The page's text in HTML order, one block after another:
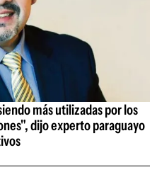
más utilizadas por los
dijo experto paraguayo